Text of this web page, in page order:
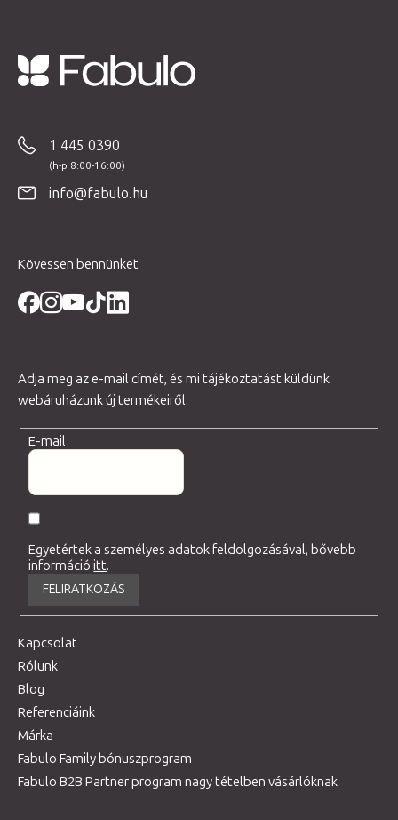
1 445 0390
info@fabulo.hu
Kövessen bennünket
Adja meg az e-mail címét, és mi tájékoztatást küldünk
webáruházunk új termékeiről.
E-mail
Egyetértek a személyes adatok feldolgozásával, bővebb
információitt.
FELIRATKOZÁS
Kapcsolat
Rólunk
Blog
Referenciáink
Márka
Fabulo Family bónuszprogram
Fabulo B2B Partner program nagy tételben vásárlóknak